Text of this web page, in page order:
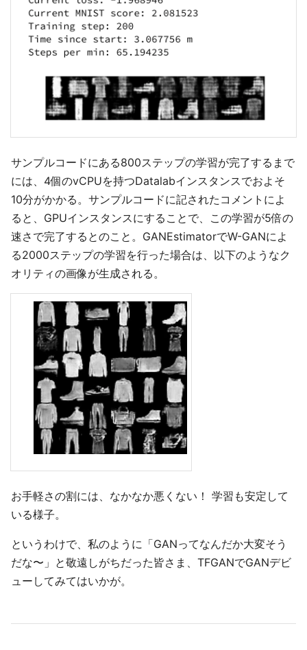
サンプルコードにある800ステップの学習が完了するまで
には、4個のvCPUを持つDatalabインスタンスでおよそ
10分がかかる。サンプルコードに記されたコメントによ
ると、GPUインスタンスにすることで、この学習が5倍の
速さで完了するとのこと。GANEstimatorでW-GANによ
る2000ステップの学習を行った場合は、以下のようなク
オリティの画像が生成される。
お手軽さの割には、なかなか悪くない！ 学習も安定して
いる様子。
というわけで、私のように「GANってなんだか大変そう
だな〜」と敬遠しがちだった皆さま、TFGANでGANデビ
ューしてみてはいかが。